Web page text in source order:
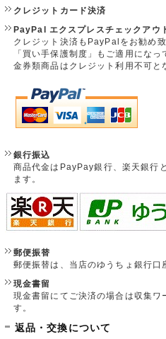
クレジットカード決済
PayPal エクスプレスチェックアウ
クレジット決済もPayPalをお勧め致
「買い手保護制度」もご適用になっ
金券類商品はクレジット利用不可と
銀行振込
商品代金はPayPay銀行、楽天銀行
ます。
郵便振替
郵便振替は、当店のゆうちょ銀行口
現金書留
現金書留にてご決済の場合は収集ワ
す。
返品・交換について